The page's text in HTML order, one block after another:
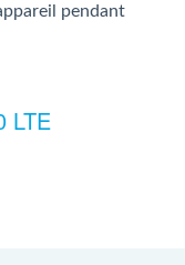
pendant
LTE